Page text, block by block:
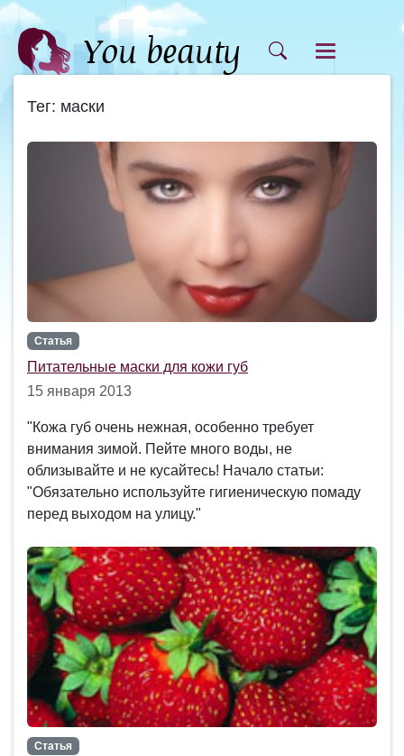
Тег: маски
Статья
Питательные маски для кожи губ
15 января 2013
"Кожа губ очень нежная, особенно требует
внимания зимой. Пейте много воды, не
облизывайте и не кусайтесь! Начало статьи:
"Обязательно используйте гигиеническую помаду
перед выходом на улицу."
Статья